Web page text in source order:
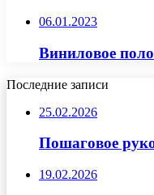
06.01.2023
Виниловое
Последние записи
25.02.2026
Пошаговое
19.02.2026